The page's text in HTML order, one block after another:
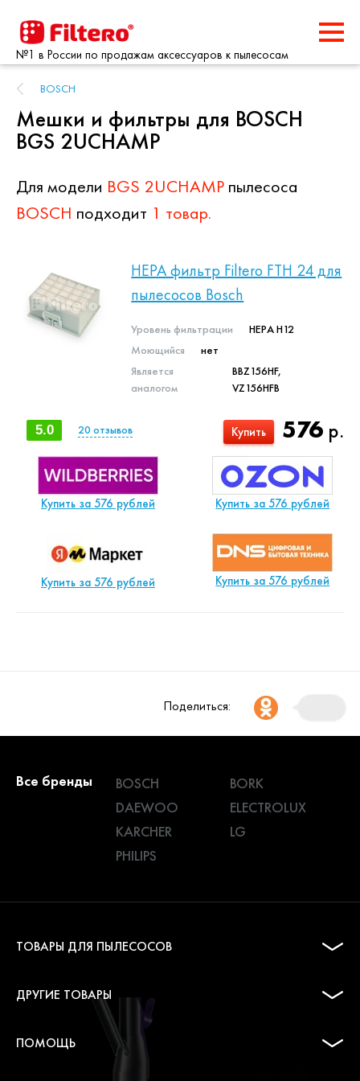
№1 в России по продажам аксессуаров к пылесосам
BOSCH
Мешки и фильтры для BOSCH
BGS 2UCHAMP
Для модели BGS 2UCHAMP пылесоса
BOSCH подходит 1 товар.
HEPA фильтр Filtero FTH 24 для
пылесосов Bosch
Уровень фильтрации
HEPA H12
Моющийся
нет
Является
аналогом
BBZ156HF,
VZ156HFB
576 р.
Купить
5.0 20 отзывов
Купить за 576 рублей Купить за 576 рублей
Купить за 576 рублей Купить за 576 рублей
Поделиться:
Все бренды BOSCH
BORK
DAEWOO
ELECTROLUX
KARCHER
LG
PHILIPS
ТОВАРЫ ДЛЯ ПЫЛЕСОСОВ
ДРУГИЕ ТОВАРЫ
ПОМОЩЬ